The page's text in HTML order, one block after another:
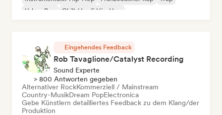
Urban Pop
Chill / Lo-fi Hip-Hop
Eingehendes Feedback
Rob Tavaglione/Catalyst Recording
Sound Experte
> 800 Antworten gegeben
Alternativer RockKommerziell / Mainstream
Country-MusikDream PopElectronica
Gebe Künstlern detailliertes Feedback zu dem Klang/der
Produktion